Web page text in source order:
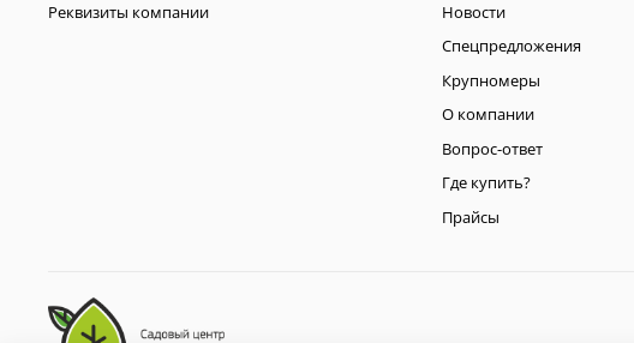
Реквизиты компании
Новости
Спецпредложения
Крупномеры
О компании
Вопрос-ответ
Где купить?
Прайсы